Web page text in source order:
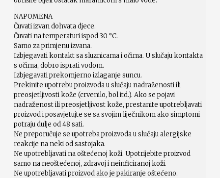
NAPOMENA
Čuvati izvan dohvata djece.
Čuvati na temperaturi ispod 30 °C.
Samo za primjenu izvana.
Izbjegavati kontakt sa sluznicama i očima. U slučaju kontakta
s očima, dobro isprati vodom.
Izbjegavati prekomjerno izlaganje suncu.
Prekinite upotrebu proizvoda u slučaju nadraženosti ili
preosjetljivosti kože (crvenilo, bol itd.). Ako se pojavi
nadraženost ili preosjetljivost kože, prestanite upotrebljavati
proizvod i posavjetujte se sa svojim liječnikom ako simptomi
potraju dulje od 48 sati.
Ne preporučuje se upotreba proizvoda u slučaju alergijske
reakcije na neki od sastojaka.
Ne upotrebljavati na oštećenoj koži. Upotrijebite proizvod
samo na neoštećenoj, zdravoj i neinficiranoj koži.
Ne upotrebljavati proizvod ako je pakiranje oštećeno.